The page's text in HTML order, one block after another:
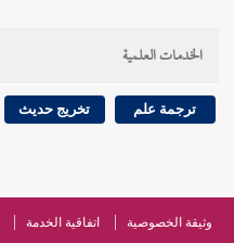
الخدمات العلمية
ترجمة علم تخريج حديث
وثيقة الخصوصية اتفاقية الخدمة